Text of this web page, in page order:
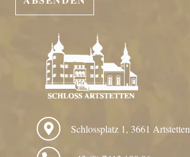
Schlossplatz 1, 3661 Artstetten